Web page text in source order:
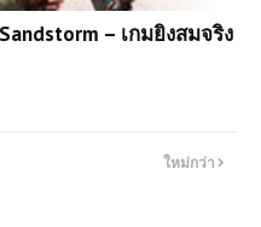
– เกมยิงสมจริง
ใหม่กว่า